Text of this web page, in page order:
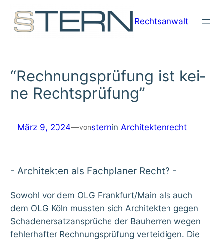
Zum
Inhalt
Rechtsanwalt
“Rech­nungs­prü­fung ist kei­
ne Rechts­prü­fung”
März 9, 2024—vonsternin Architektenrecht
- Archi­tek­ten als Fach­pla­ner Recht? -
Sowohl vor dem OLG Frankfurt/Main als auch
dem OLG Köln muss­ten sich Archi­tek­ten gegen
Scha­den­er­satz­an­sprü­che der Bau­her­ren wegen
feh­ler­haf­ter Rech­nungs­prü­fung ver­tei­di­gen. Die